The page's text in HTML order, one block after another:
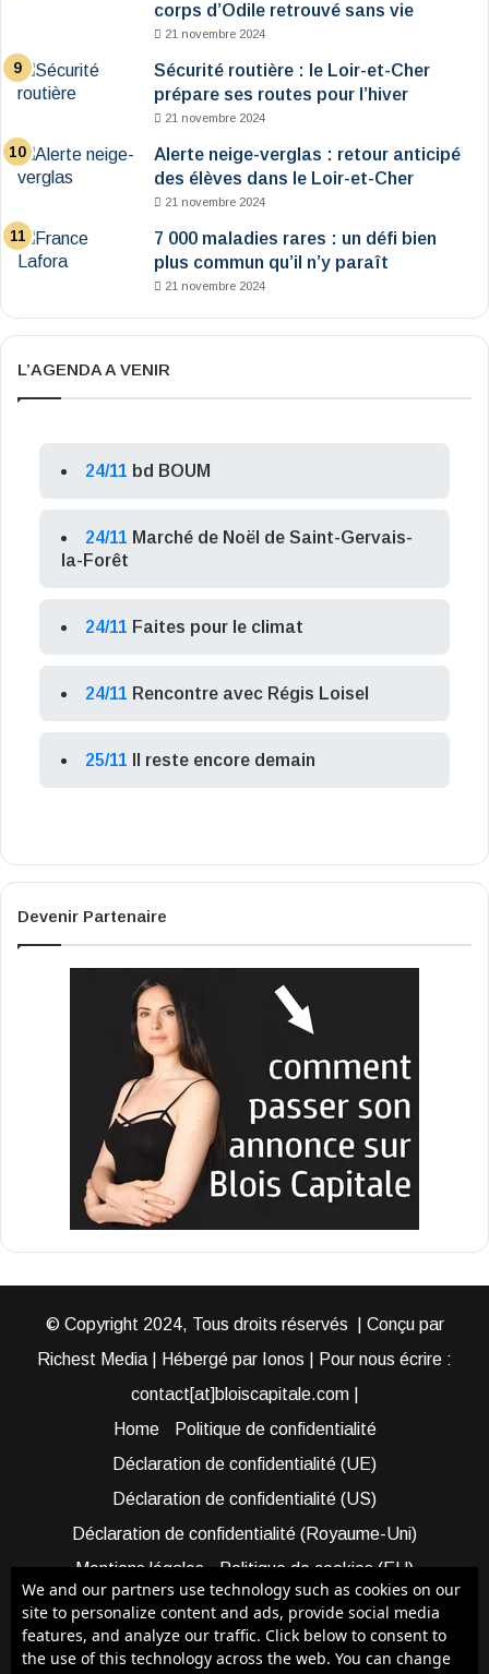
corps d’Odile retrouvé sans vie
21 novembre 2024
Sécurité routière : le Loir-et-Cher
prépare ses routes pour l’hiver
21 novembre 2024
Alerte neige-verglas : retour anticipé
des élèves dans le Loir-et-Cher
21 novembre 2024
7 000 maladies rares : un défi bien
plus commun qu’il n’y paraît
21 novembre 2024
L’AGENDA A VENIR
24/11 bd BOUM
24/11 Marché de Noël de Saint-Gervais-
la-Forêt
24/11 Faites pour le climat
24/11 Rencontre avec Régis Loisel
25/11 Il reste encore demain
Devenir Partenaire
© Copyright 2024, Tous droits réservés | Conçu par
Richest Media | Hébergé par Ionos | Pour nous écrire :
contact[at]bloiscapitale.com |
Home
Politique de confidentialité
Déclaration de confidentialité (UE)
Déclaration de confidentialité (US)
Déclaration de confidentialité (Royaume-Uni)
Mentions légales
Politique de cookies (EU)
Cookie Policy (AUS)
Cookie Policy (US)
Qui sommes-nous ?
Participer à Blois Capitale
We and our partners use technology such as cookies on our
site to personalize content and ads, provide social media
features, and analyze our traffic. Click below to consent to
the use of this technology across the web. You can change